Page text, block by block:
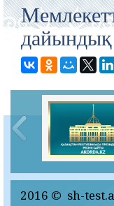
дайындық
2016 © sh-